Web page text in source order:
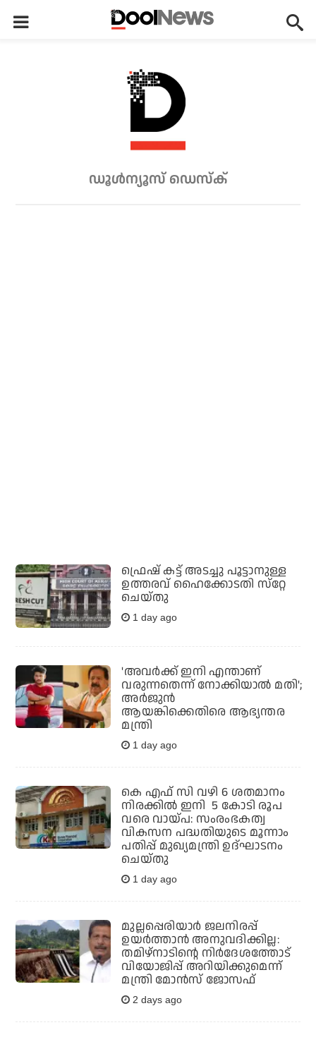
ഡൂള്‍ന്യൂസ് ഡെസ്‌ക്
ഫ്രെഷ് കട്ട് അടച്ചു പൂട്ടാനുള്ള
ഉത്തരവ് ഹൈക്കോടതി സ്‌റ്റേ
ചെയ്തു
1 day ago
'അവര്‍ക്ക് ഇനി എന്താണ്
വരുന്നതെന്ന് നോക്കിയാല്‍ മതി';
അര്‍ജുന്‍
ആയങ്കിക്കെതിരെ ആഭ്യന്തര
മന്ത്രി
1 day ago
കെ എഫ് സി വഴി 6 ശതമാനം
നിരക്കിൽ ഇനി 5 കോടി രൂപ
വരെ വായ്പ: സംരംഭകത്വ
വികസന പദ്ധതിയുടെ മൂന്നാം
പതിപ്പ് മുഖ്യമന്ത്രി ഉദ്ഘാടനം
ചെയ്തു
1 day ago
മുല്ലപ്പെരിയാര്‍ ജലനിരപ്പ്
ഉയര്‍ത്താന്‍ അനുവദിക്കില്ല:
തമിഴ്‌നാടിന്റെ നിര്‍ദേശത്തോട്
വിയോജിപ്പ് അറിയിക്കുമെന്ന്
മന്ത്രി മോന്‍സ് ജോസഫ്
2 days ago